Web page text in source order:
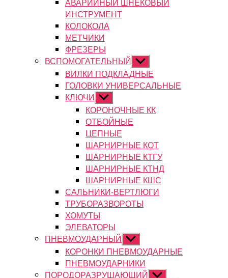
ИНСТРУМЕНТ
КОЛОКОЛА
МЕТЧИКИ
ФРЕЗЕРЫ
ВСПОМОГАТЕЛЬНЫЙ Показывать
подменю
ВИЛКИ ПОДКЛАДНЫЕ
ГОЛОВКИ УНИВЕРСАЛЬНЫЕ
КЛЮЧИ Показывать
подменю
КОРОНОЧНЫЕ КК
ОТБОЙНЫЕ
ЦЕПНЫЕ
ШАРНИРНЫЕ КОТ
ШАРНИРНЫЕ КТГУ
ШАРНИРНЫЕ КТНД
ШАРНИРНЫЕ КШС
САЛЬНИКИ-ВЕРТЛЮГИ
ТРУБОРАЗВОРОТЫ
ХОМУТЫ
ЭЛЕВАТОРЫ
ПНЕВМОУДАРНЫЙ Показывать
подменю
КОРОНКИ ПНЕВМОУДАРНЫЕ
ПНЕВМОУДАРНИКИ
ПОРОДОРАЗРУШАЮЩИЙ Показывать